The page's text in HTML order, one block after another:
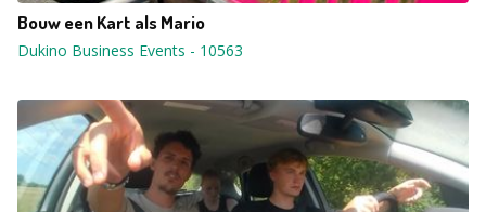
Bouw een Kart als Mario
Dukino Business Events - 10563